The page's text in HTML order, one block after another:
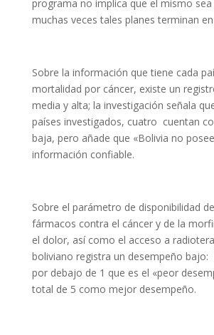
programa no implica que el mismo
muchas veces tales planes terminan
Sobre la información que tiene cada
mortalidad por cáncer, existe un
media y alta; la investigación señala
países investigados, cuatro cuentan
baja, pero añade que «Bolivia no
información confiable.
Sobre el parámetro de disponibilidad
fármacos contra el cáncer y de la
el dolor, así como el acceso a
boliviano registra un desempeño bajo:
por debajo de 1 que es el «peor
total de 5 como mejor desempeño.